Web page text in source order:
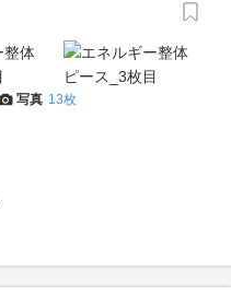
写真 13枚